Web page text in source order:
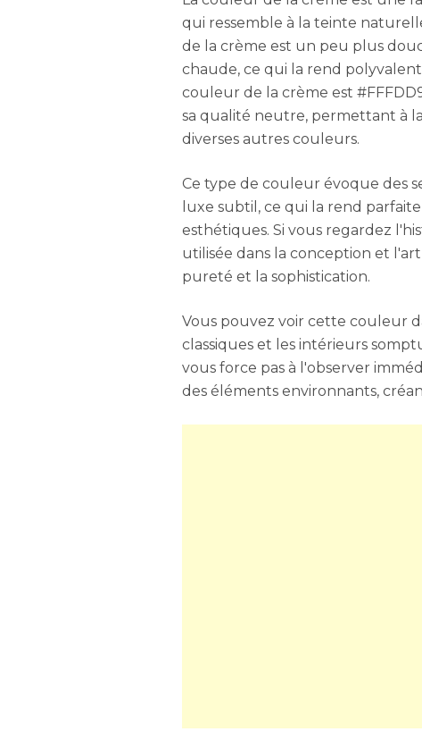
qui ressemble à la teinte
de la crème est un peu plus
chaude, ce qui la rend
couleur de la crème est
sa qualité neutre, permettant à
diverses autres couleurs.
Ce type de couleur évoque des
luxe subtil, ce qui la rend
esthétiques. Si vous regardez
utilisée dans la conception et
pureté et la sophistication.
Vous pouvez voir cette couleur
classiques et les intérieurs
vous force pas à l'observer
des éléments environnants,